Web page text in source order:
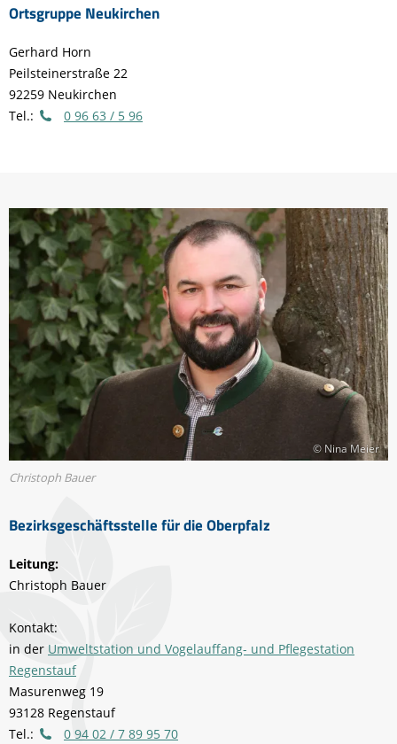
Ortsgruppe Neukirchen
Gerhard Horn
Peilsteinerstraße 22
92259 Neukirchen
Tel.:
0 96 63 / 5 96
Bezirksgeschäftsstelle für die Oberpfalz
© Nina Meier
Christoph Bauer
Leitung:
Christoph Bauer
Kontakt:
in der Umweltstation und Vogelauffang- und Pflegestation
Regenstauf
Masurenweg 19
93128 Regenstauf
Tel.:
0 94 02 / 7 89 95 70